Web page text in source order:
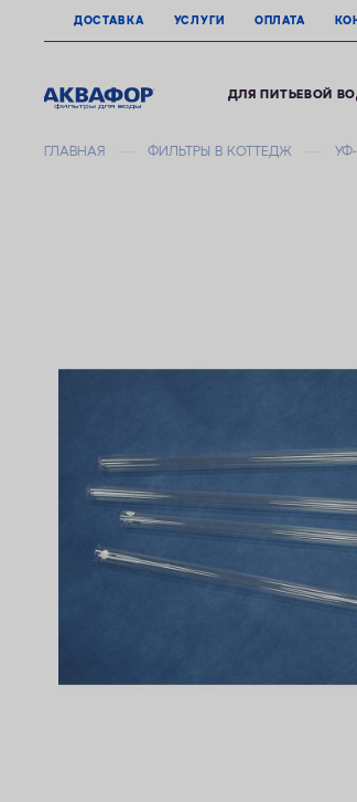
ДОСТАВКА УСЛУГИ ОПЛАТА
ДЛЯ ПИТЬЕВОЙ
ГЛАВНАЯ ФИЛЬТРЫ В КОТТЕДЖ